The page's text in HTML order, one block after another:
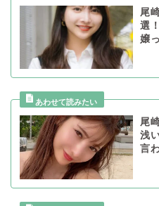
尾
選
嬢
尾
浅
言